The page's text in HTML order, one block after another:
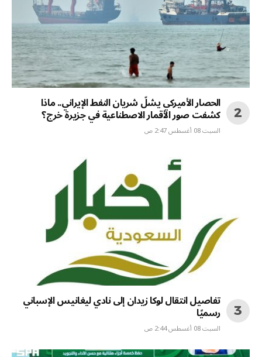
الحصار الأميركي يشلّ شريان النفط الإيراني.. ماذا
كشفت صور الأقمار الاصطناعية في جزيرة خرج؟
السبت 08 أغسطس 2:47 ص
تفاصيل انتقال لوكا زيدان إلى نادي ليغانيس الإسباني
رسميًا
السبت 08 أغسطس 2:44 ص